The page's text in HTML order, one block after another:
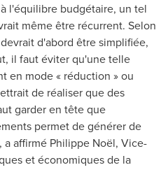
l'équilibre budgétaire, un tel
même être récurrent. Selon
d'abord être simplifiée,
il faut éviter qu'une telle
en mode « réduction » ou
de réaliser que des
garder en tête que
permet de générer de
a affirmé Philippe Noël, Vice-
et économiques de la